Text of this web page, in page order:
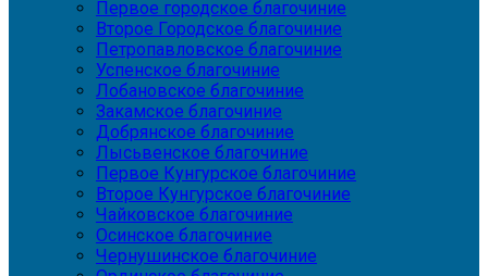
Первое городское благочиние
Второе Городское благочиние
Петропавловское благочиние
Успенское благочиние
Лобановское благочиние
Закамское благочиние
Добрянское благочиние
Лысьвенское благочиние
Первое Кунгурское благочиние
Второе Кунгурское благочиние
Чайковское благочиние
Осинское благочиние
Чернушинское благочиние